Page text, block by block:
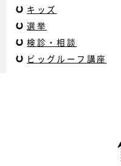
キッズ
選挙
検診・相談
ビッグルーフ講座